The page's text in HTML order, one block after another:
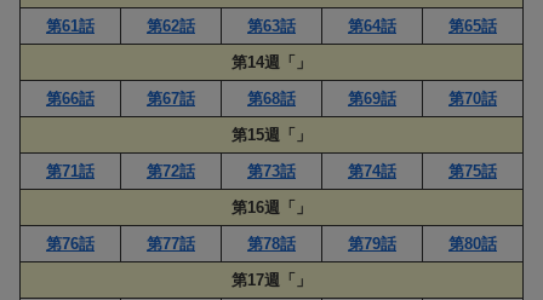
第61話
第62話 第63話 第64話
第65話
第14週「」
第66話
第67話 第68話 第69話
第70話
第15週「」
第71話
第72話 第73話 第74話
第75話
第16週「」
第76話
第77話 第78話 第79話
第80話
第17週「」